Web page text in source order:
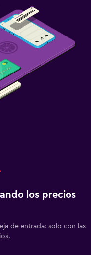
los precios
de entrada: solo con las